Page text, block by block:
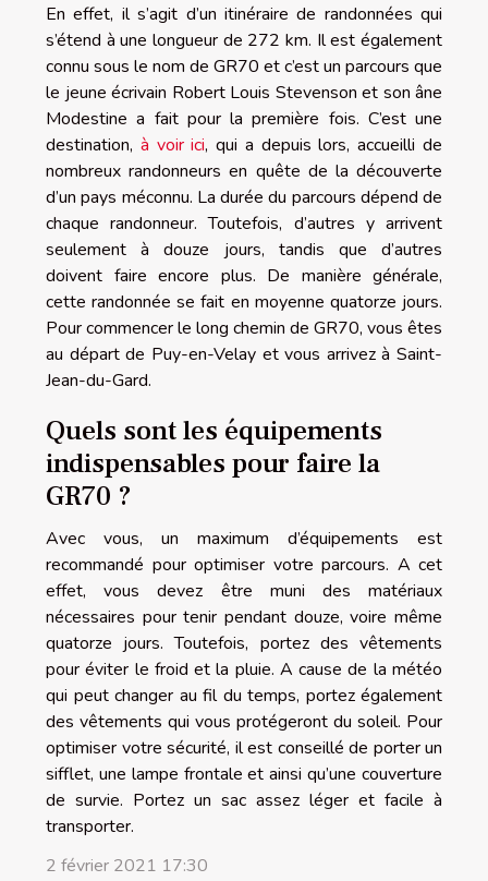
En effet, il s’agit d’un itinéraire de randonnées qui
s’étend à une longueur de 272 km. Il est également
connu sous le nom de GR70 et c’est un parcours que
le jeune écrivain Robert Louis Stevenson et son âne
Modestine a fait pour la première fois. C’est une
destination, à voir ici, qui a depuis lors, accueilli de
nombreux randonneurs en quête de la découverte
d’un pays méconnu. La durée du parcours dépend de
chaque randonneur. Toutefois, d’autres y arrivent
seulement à douze jours, tandis que d’autres
doivent faire encore plus. De manière générale,
cette randonnée se fait en moyenne quatorze jours.
Pour commencer le long chemin de GR70, vous êtes
au départ de Puy-en-Velay et vous arrivez à Saint-
Jean-du-Gard.
Quels sont les équipements
indispensables pour faire la
GR70 ?
Avec vous, un maximum d’équipements est
recommandé pour optimiser votre parcours. A cet
effet, vous devez être muni des matériaux
nécessaires pour tenir pendant douze, voire même
quatorze jours. Toutefois, portez des vêtements
pour éviter le froid et la pluie. A cause de la météo
qui peut changer au fil du temps, portez également
des vêtements qui vous protégeront du soleil. Pour
optimiser votre sécurité, il est conseillé de porter un
sifflet, une lampe frontale et ainsi qu’une couverture
de survie. Portez un sac assez léger et facile à
transporter.
2 février 2021 17:30